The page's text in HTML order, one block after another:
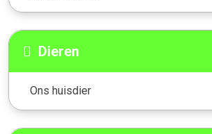
Dieren
Ons huisdier